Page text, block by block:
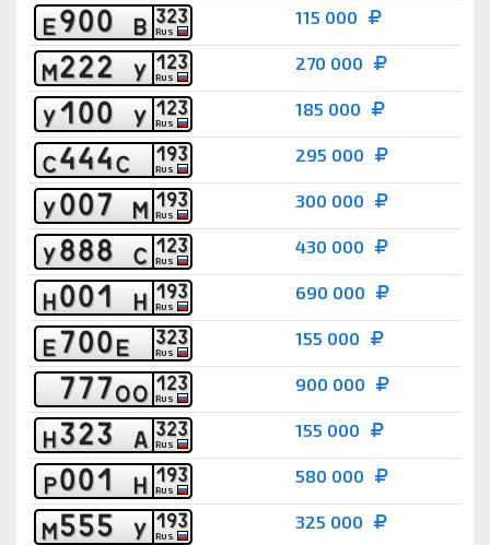
Е900 В 323
RUS
115 000
М222 У 123
RUS
270 000
У100 У 123
RUS
185 000
С444С 193
RUS
295 000
У007 М 193
RUS
300 000
У888 С 123
RUS
430 000
Н001 Н 193
RUS
690 000
Е700Е 323
RUS
155 000
777ОО 123
RUS
900 000
Н323 А 323
RUS
155 000
Р001 Н 193
RUS
580 000
М555 У 193
RUS
325 000